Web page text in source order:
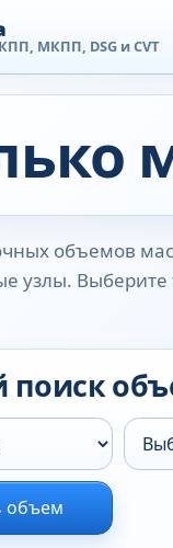
МКПП, DSG и CVT
объемов
узлы. Выберите
поиск
объем